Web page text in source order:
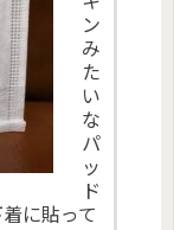
ン
み
た
い
な
パ
ッ
ド
に貼って